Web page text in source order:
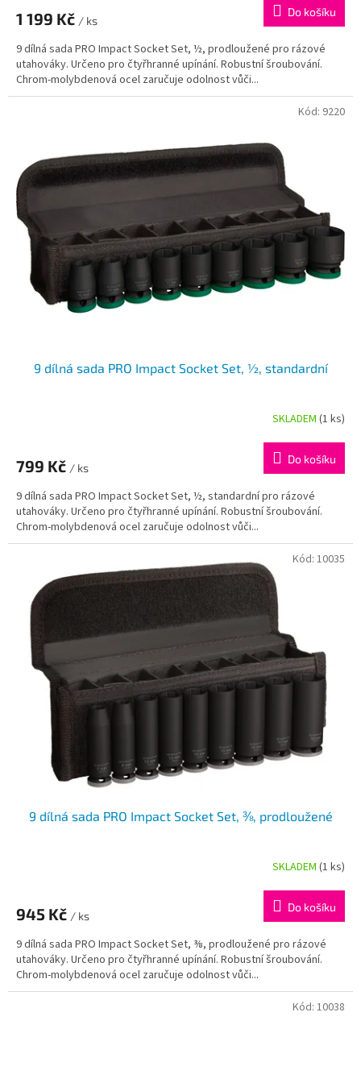
1 199 Kč / ks
Do košíku
9 dílná sada PRO Impact Socket Set, ½, prodloužené pro rázové
utahováky. Určeno pro čtyřhranné upínání. Robustní šroubování.
Chrom-molybdenová ocel zaručuje odolnost vůči...
9 dílná sada PRO Impact Socket Set, ½, standardní
SKLADEM (1 ks)
799 Kč / ks
Do košíku
9 dílná sada PRO Impact Socket Set, ½, standardní pro rázové
utahováky. Určeno pro čtyřhranné upínání. Robustní šroubování.
Chrom-molybdenová ocel zaručuje odolnost vůči...
Kód: 9220
9 dílná sada PRO Impact Socket Set, ⅜, prodloužené
SKLADEM (1 ks)
945 Kč / ks
Do košíku
9 dílná sada PRO Impact Socket Set, ⅜, prodloužené pro rázové
utahováky. Určeno pro čtyřhranné upínání. Robustní šroubování.
Chrom-molybdenová ocel zaručuje odolnost vůči...
Kód: 10035
Kód: 10038